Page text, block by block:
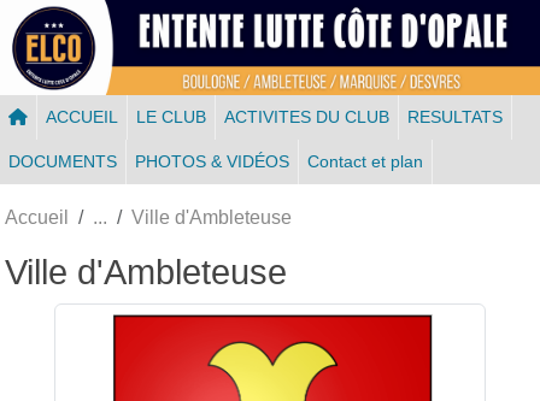
ACCUEIL LE CLUB ACTIVITES DU CLUB RESULTATS
DOCUMENTS PHOTOS & VIDÉOS Contact et plan
Accueil Ville d'Ambleteuse
Ville d'Ambleteuse
Panneau de gestion des cookies